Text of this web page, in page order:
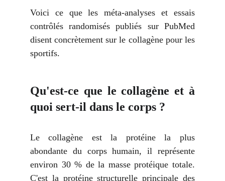
Voici ce que les méta-analyses et essais
contrôlés randomisés publiés sur PubMed
disent concrètement sur le collagène pour les
sportifs.
Qu'est-ce que le collagène et à
quoi sert-il dans le corps ?
Le collagène est la protéine la plus
abondante du corps humain, il représente
environ 30 % de la masse protéique totale.
C'est la protéine structurelle principale des